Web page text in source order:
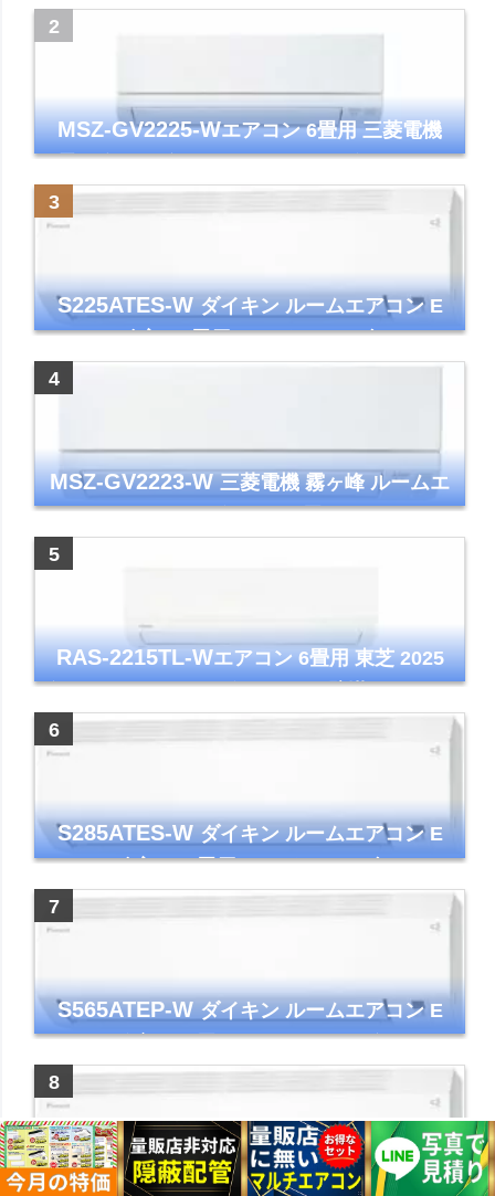
MSZ-GV2225-Wエアコン 6畳用 三菱電機
霧ヶ峰 2025年モデル GVシリーズ ピュアホ
ワイト 清潔 除湿 単相100V
S225ATES-Wダイキン ルームエアコン E
シリーズ 主に6畳用 ホワイト 2025年モデル
MSZ-GV2223-W三菱電機 霧ヶ峰 ルームエ
アコン GVシリーズ おもに6畳用 ピュアホワ
RAS-2215TL-Wエアコン 6畳用 東芝 2025
年モデル TLシリーズ ホワイト 壁掛け クーラ
ー コンパクト 清潔
S285ATES-Wダイキン ルームエアコン E
シリーズ 主に10畳用 ホワイト 2025年モデル
コンパクトモデル ストリーマ
S565ATEP-Wダイキン ルームエアコン E
シリーズ 主に18畳用 ホワイト 2025年モデル
コンパクトモデル ストリーマ
S255ATES-Wダイキン ルームエアコン E